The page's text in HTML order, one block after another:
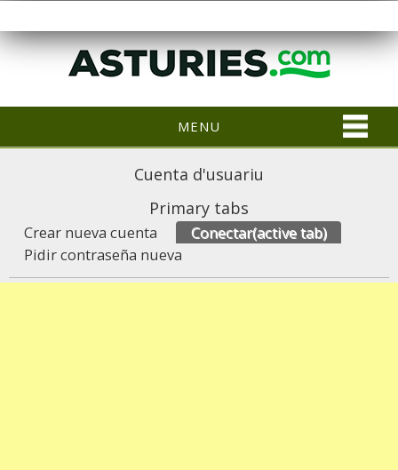
MENU
Cuenta d'usuariu
Primary tabs
Crear nueva cuenta Conectar(active tab)
Pidir contraseña nueva